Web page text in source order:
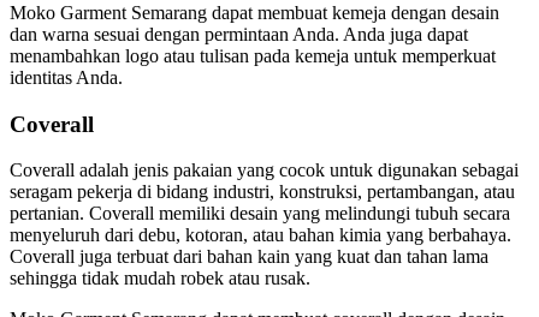
Moko Garment Semarang dapat membuat kemeja dengan desain
dan warna sesuai dengan permintaan Anda. Anda juga dapat
menambahkan logo atau tulisan pada kemeja untuk memperkuat
identitas Anda.
Coverall
Coverall adalah jenis pakaian yang cocok untuk digunakan sebagai
seragam pekerja di bidang industri, konstruksi, pertambangan, atau
pertanian. Coverall memiliki desain yang melindungi tubuh secara
menyeluruh dari debu, kotoran, atau bahan kimia yang berbahaya.
Coverall juga terbuat dari bahan kain yang kuat dan tahan lama
sehingga tidak mudah robek atau rusak.